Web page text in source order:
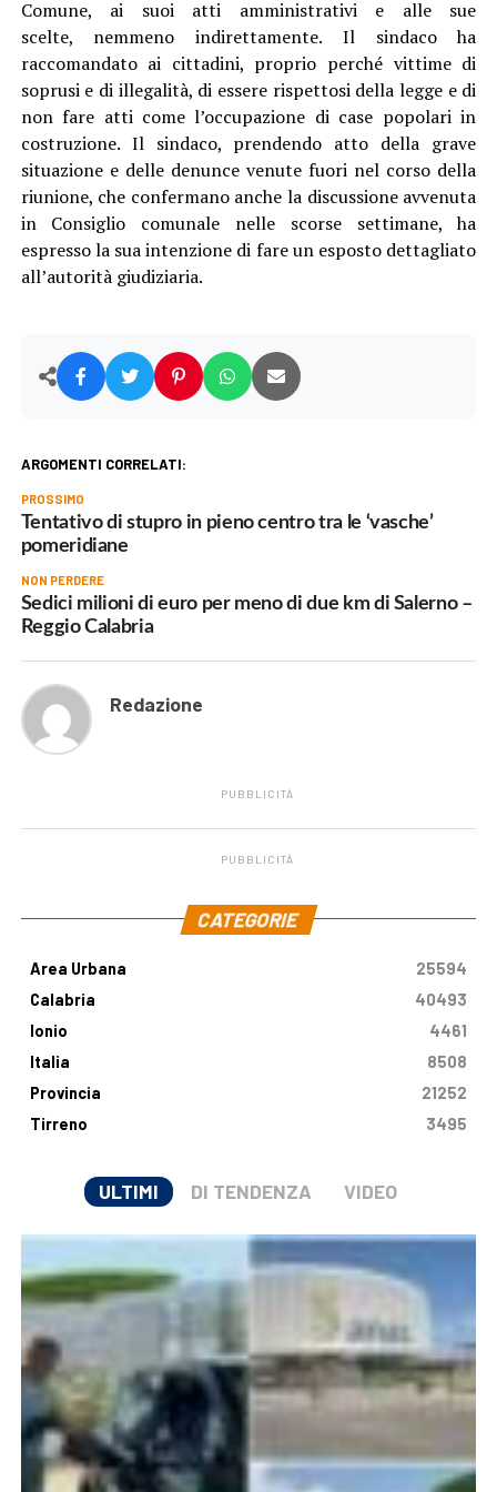
Comune, ai suoi atti amministrativi e alle sue
scelte, nemmeno indirettamente. Il sindaco ha
raccomandato ai cittadini, proprio perché vittime di
soprusi e di illegalità, di essere rispettosi della legge e di
non fare atti come l’occupazione di case popolari in
costruzione. Il sindaco, prendendo atto della grave
situazione e delle denunce venute fuori nel corso della
riunione, che confermano anche la discussione avvenuta
in Consiglio comunale nelle scorse settimane, ha
espresso la sua intenzione di fare un esposto dettagliato
all’autorità giudiziaria.
ARGOMENTI CORRELATI:
PROSSIMO
Tentativo di stupro in pieno centro tra le ‘vasche’
pomeridiane
NON PERDERE
Sedici milioni di euro per meno di due km di Salerno –
Reggio Calabria
Redazione
PUBBLICITÀ
PUBBLICITÀ
CATEGORIE
Area Urbana
25594
Calabria
40493
Ionio
4461
Italia
8508
Provincia
21252
Tirreno
3495
ULTIMI DI TENDENZA VIDEO